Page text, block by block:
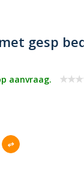
gesp
aanvraag.